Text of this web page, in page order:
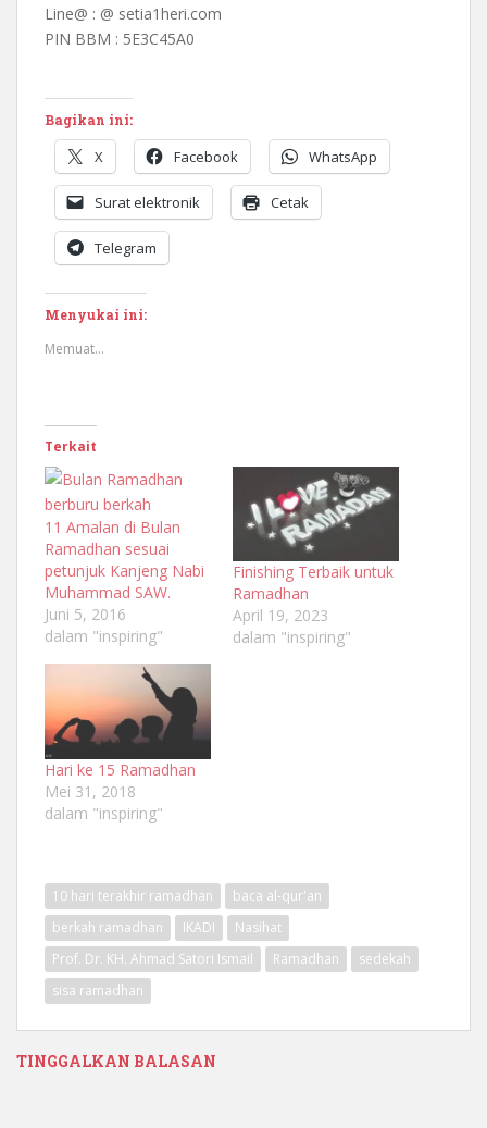
Line@ : @ setia1heri.com
PIN BBM : 5E3C45A0
Bagikan ini:
X Facebook WhatsApp
Surat elektronik Cetak
Telegram
Menyukai ini:
Memuat...
Terkait
11 Amalan di Bulan
Ramadhan sesuai
petunjuk Kanjeng Nabi
Muhammad SAW.
Juni 5, 2016
dalam "inspiring"
Finishing Terbaik untuk
Ramadhan
April 19, 2023
dalam "inspiring"
Hari ke 15 Ramadhan
Mei 31, 2018
dalam "inspiring"
10 hari terakhir ramadhan
baca al-qur'an
berkah ramadhan
IKADI
Nasihat
Prof. Dr. KH. Ahmad Satori Ismail
Ramadhan
sedekah
sisa ramadhan
TINGGALKAN BALASAN